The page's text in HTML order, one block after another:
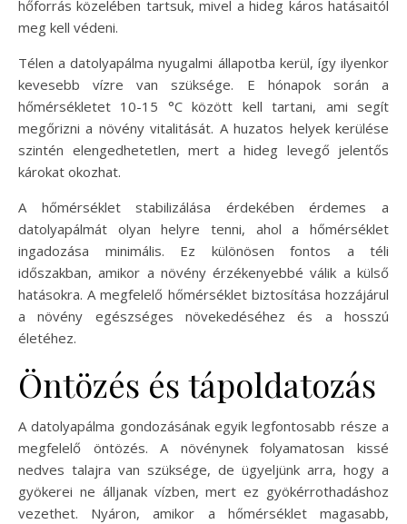
hőforrás közelében tartsuk, mivel a hideg káros hatásaitól
meg kell védeni.
Télen a datolyapálma nyugalmi állapotba kerül, így ilyenkor
kevesebb vízre van szüksége. E hónapok során a
hőmérsékletet 10-15 °C között kell tartani, ami segít
megőrizni a növény vitalitását. A huzatos helyek kerülése
szintén elengedhetetlen, mert a hideg levegő jelentős
károkat okozhat.
A hőmérséklet stabilizálása érdekében érdemes a
datolyapálmát olyan helyre tenni, ahol a hőmérséklet
ingadozása minimális. Ez különösen fontos a téli
időszakban, amikor a növény érzékenyebbé válik a külső
hatásokra. A megfelelő hőmérséklet biztosítása hozzájárul
a növény egészséges növekedéséhez és a hosszú
életéhez.
Öntözés és tápoldatozás
A datolyapálma gondozásának egyik legfontosabb része a
megfelelő öntözés. A növénynek folyamatosan kissé
nedves talajra van szüksége, de ügyeljünk arra, hogy a
gyökerei ne álljanak vízben, mert ez gyökérrothadáshoz
vezethet. Nyáron, amikor a hőmérséklet magasabb,